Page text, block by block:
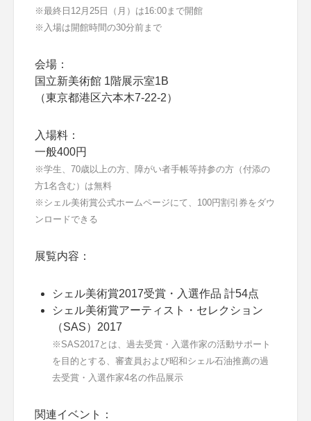
※最終日12月25日（月）は16:00まで開館
※入場は開館時間の30分前まで
会場：
国立新美術館 1階展示室1B
（東京都港区六本木7-22-2）
入場料：
一般400円
※学生、70歳以上の方、障がい者手帳等持参の方（付添の
方1名含む）は無料
※シェル美術賞公式ホームページにて、100円割引券をダウ
ンロードできる
展覧内容：
シェル美術賞2017受賞・入選作品 計54点
シェル美術賞アーティスト・セレクション
（SAS）2017
※SAS2017とは、過去受賞・入選作家の活動サポート
を目的とする、審査員および昭和シェル石油推薦の過
去受賞・入選作家4名の作品展示
関連イベント：